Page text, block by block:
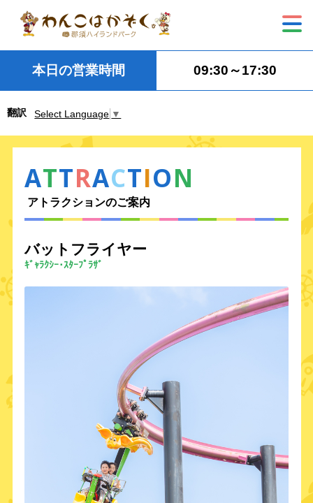
本日の営業時間 09:30～17:30
翻訳 Select Language ▼
ATTRACTION
アトラクションのご案内
バットフライヤー
ｷﾞｬﾗｸｼｰ･ｽﾀｰﾌﾟﾗｻﾞ